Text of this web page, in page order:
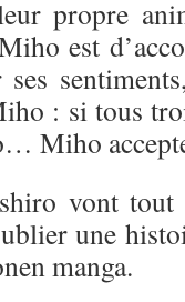
propre
est
ses
: si tous
Miho
vont
une
manga.